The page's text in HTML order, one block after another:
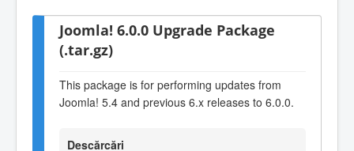
Joomla! 6.0.0 Upgrade Package
(.tar.gz)
This package is for performing updates from
Joomla! 5.4 and previous 6.x releases to 6.0.0.
Descărcări